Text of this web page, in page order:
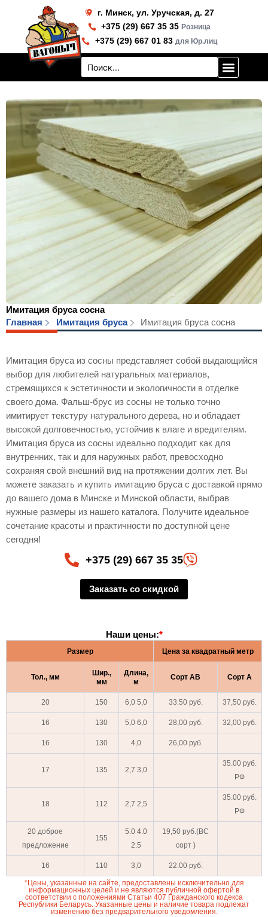
содержимому
г. Минск, ул. Уручская, д. 27
+375 (29) 667 35 35Розница
+375 (29) 667 01 83 для Юр.лиц
Search
...
Имитация бруса сосна
Главная
Имитация бруса Имитация бруса сосна
Имитация бруса из сосны представляет собой выдающийся
выбор для любителей натуральных материалов,
стремящихся к эстетичности и экологичности в отделке
своего дома. Фальш-брус из сосны не только точно
имитирует текстуру натурального дерева, но и обладает
высокой долговечностью, устойчив к влаге и вредителям.
Имитация бруса из сосны идеально подходит как для
внутренних, так и для наружных работ, превосходно
сохраняя свой внешний вид на протяжении долгих лет. Вы
можете заказать и купить имитацию бруса с доставкой прямо
до вашего дома в Минске и Минской области, выбрав
нужные размеры из нашего каталога. Получите идеальное
сочетание красоты и практичности по доступной цене
сегодня!
+375 (29) 667 35 35
Заказать со скидкой
Наши цены:*
Размер Цена за квадратный метр
Тол., мм
Шир.,
мм
Длина,
м
Сорт АВ Сорт А
20 150 6,0 5,0 33.50 руб. 37,50 руб.
16 130 5,0 6,0 28,00 руб. 32,00 руб.
16 130 4,0 26,00 руб.
17 135 2,7 3,0
35.00 руб.
РФ
18 112 2,7 2,5
35.00 руб.
РФ
20 доброе
предложение
155
5.0 4.0
2.5
19,50 руб.(ВС
сорт )
16 110 3,0 22.00 руб.
*Цены, указанные на сайте, предоставлены исключительно для
информационных целей и не являются публичной офертой в
соответствии с положениями Статьи 407 Гражданского кодекса
Республики Беларусь. Указанные цены и наличие товара подлежат
изменению без предварительного уведомления.